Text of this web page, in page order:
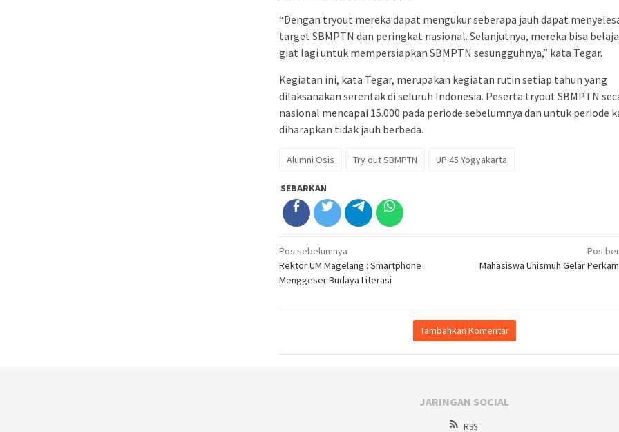
“Dengan tryout mereka dapat mengukur seberapa jauh dapat
target SBMPTN dan peringkat nasional. Selanjutnya, mereka bisa
giat lagi untuk mempersiapkan SBMPTN sesungguhnya,” kata Tegar.
Kegiatan ini, kata Tegar, merupakan kegiatan rutin setiap tahun yang
dilaksanakan serentak di seluruh Indonesia. Peserta tryout SBMPTN
nasional mencapai 15.000 pada periode sebelumnya dan untuk periode
diharapkan tidak jauh berbeda.
Alumni Osis Try out SBMPTN UP 45 Yogyakarta
SEBARKAN
Navigasi
pos
Pos sebelumnya
Rektor UM Magelang : Smartphone
Menggeser Budaya Literasi
Pos
Mahasiswa Unismuh Gelar
Tambahkan Komentar
JARINGAN SOCIAL
RSS